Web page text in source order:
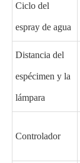
Ciclo del
espray de agua
Distancia del
espécimen y la
lámpara
Controlador